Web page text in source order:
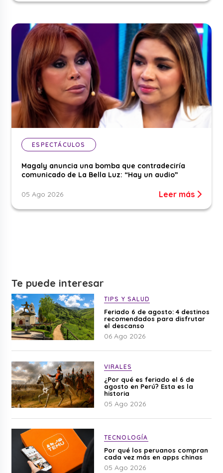
ESPECTÁCULOS
Magaly anuncia una bomba que contradeciría
comunicado de La Bella Luz: “Hay un audio”
05 Ago 2026 Leer más
Te puede interesar
TIPS Y SALUD
Feriado 6 de agosto: 4 destinos
recomendados para disfrutar
el descanso
06 Ago 2026
VIRALES
¿Por qué es feriado el 6 de
agosto en Perú? Esta es la
historia
05 Ago 2026
TECNOLOGÍA
Por qué los peruanos compran
cada vez más en apps chinas
05 Ago 2026